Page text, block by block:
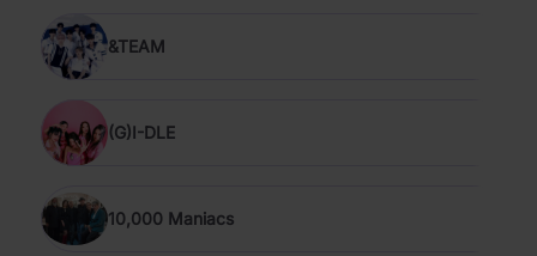
&TEAM
(G)I-DLE
10,000 Maniacs